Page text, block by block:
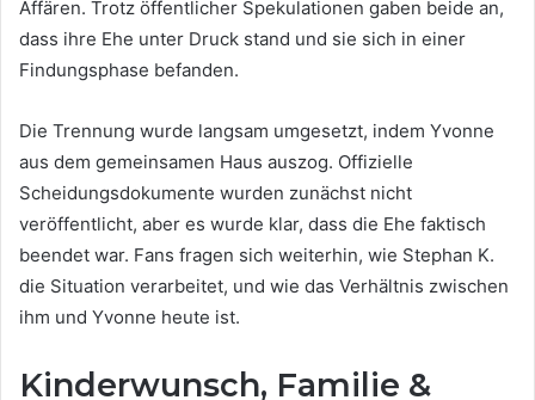
Affären. Trotz öffentlicher Spekulationen gaben beide an,
dass ihre Ehe unter Druck stand und sie sich in einer
Findungsphase befanden.
Die Trennung wurde langsam umgesetzt, indem Yvonne
aus dem gemeinsamen Haus auszog. Offizielle
Scheidungsdokumente wurden zunächst nicht
veröffentlicht, aber es wurde klar, dass die Ehe faktisch
beendet war. Fans fragen sich weiterhin, wie Stephan K.
die Situation verarbeitet, und wie das Verhältnis zwischen
ihm und Yvonne heute ist.
Kinderwunsch, Familie &